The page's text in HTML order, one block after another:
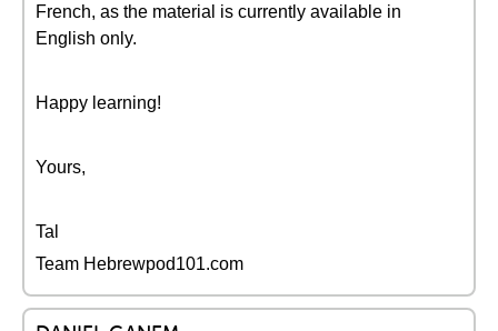
French, as the material is currently available in
English only.
Happy learning!
Yours,
Tal
Team Hebrewpod101.com